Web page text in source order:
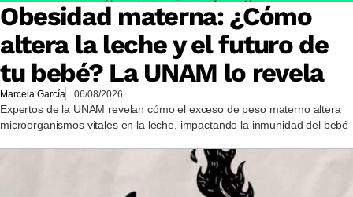
Obesidad materna: ¿Cómo
altera la leche y el futuro de
tu bebé? La UNAM lo revela
Marcela García 06/08/2026
Expertos de la UNAM revelan cómo el exceso de peso materno altera
microorganismos vitales en la leche, impactando la inmunidad del bebé